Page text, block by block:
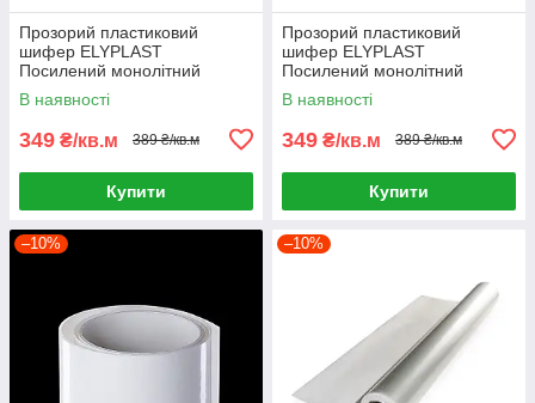
Прозорий пластиковий
шифер ELYPLAST
Посилений монолітний
(Безбарвний)
В наявності
349 ₴/кв.м 389 ₴/кв.м
Купити
Прозорий пластиковий
шифер ELYPLAST
Посилений монолітний
(Бронзовий)
В наявності
349 ₴/кв.м 389 ₴/кв.м
Купити
–10% –10%